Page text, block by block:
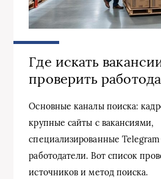
Где искать
проверить
Основные каналы поиска:
крупные сайты с вакансиями,
специализированные
работодатели. Вот список
источников и метод поиска.